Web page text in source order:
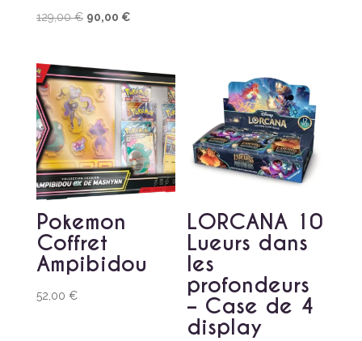
129,00€ Le
était :
129,00 €.
90,00 €Le
est :
90,00 €.
Pokemon
Coffret
Ampibidou
52,00 €
LORCANA 10
Lueurs dans
les
profondeurs
– Case de 4
display